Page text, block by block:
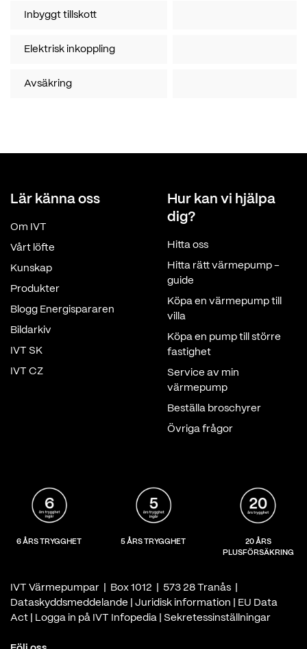
Inbyggt tillskott
Elektrisk inkoppling
Avsäkring
Lär känna oss
Om IVT
Vårt löfte
Kunskap
Produkter
Blogg Energispararen
Bildarkiv
IVT SK
IVT CZ
Hur kan vi hjälpa
dig?
Hitta oss
Hitta rätt värmepump -
guide
Köpa en värmepump till
villa
Köpa en pump till större
fastighet
Service av min
värmepump
Beställa broschyrer
Övriga frågor
6 ÅRS TRYGGHET 5 ÅRS TRYGGHET
20 ÅRS
PLUSFÖRSÄKRING
IVT Värmepumpar | Box 1012 | 573 28 Tranås |
Dataskyddsmeddelande
Juridisk information
EU Data
Act
Logga in på IVT Infopedia Sekretessinställningar